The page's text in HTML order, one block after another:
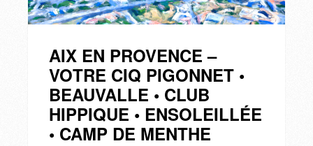
AIX EN PROVENCE –
VOTRE CIQ PIGONNET •
BEAUVALLE • CLUB
HIPPIQUE • ENSOLEILLÉE
• CAMP DE MENTHE